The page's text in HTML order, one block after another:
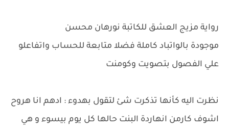
رواية مزيج العشق للكاتبة نورهان محسن
موجودة بالواتباد كاملة فضلا متابعة للحساب واتفاعلو
علي الفصول بتصويت وكومنت
نظرت اليه كأنها تذكرت شئ لتقول بهدوء : ادهم انا هروح
اشوف كارمن انهاردة البنت حالها كل يوم بيسوء و هي